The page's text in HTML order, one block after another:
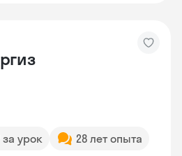
за урок 28 лет опыта